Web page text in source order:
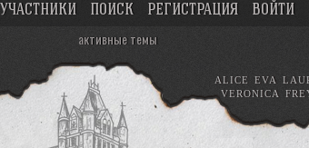
ALICE EVA
VERONICA
УЧАСТНИКИ ПОИСК РЕГИСТРАЦИЯ ВОЙТИ
активные темы